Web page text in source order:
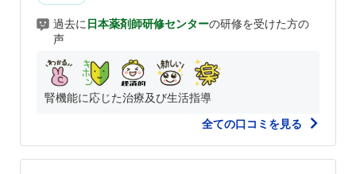
過去に 日本薬剤師研修センターの研修を受けた方の
声
腎機能に応じた治療及び生活指導
全ての口コミを見る